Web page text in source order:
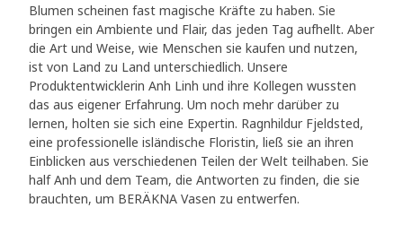
Blumen scheinen fast magische Kräfte zu haben. Sie
bringen ein Ambiente und Flair, das jeden Tag aufhellt. Aber
die Art und Weise, wie Menschen sie kaufen und nutzen,
ist von Land zu Land unterschiedlich. Unsere
Produktentwicklerin Anh Linh und ihre Kollegen wussten
das aus eigener Erfahrung. Um noch mehr darüber zu
lernen, holten sie sich eine Expertin. Ragnhildur Fjeldsted,
eine professionelle isländische Floristin, ließ sie an ihren
Einblicken aus verschiedenen Teilen der Welt teilhaben. Sie
half Anh und dem Team, die Antworten zu finden, die sie
brauchten, um BERÄKNA Vasen zu entwerfen.